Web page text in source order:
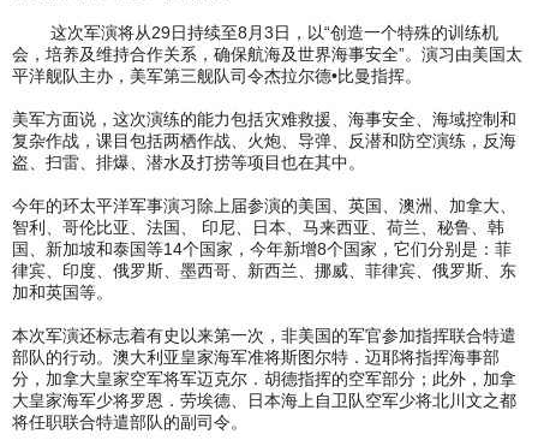
这次军演将从29日持续至8月3日，以“创造一个特殊的训练机
会，培养及维持合作关系，确保航海及世界海事安全”。演习由美国太
平洋舰队主办，美军第三舰队司令杰拉尔德•比曼指挥。
美军方面说，这次演练的能力包括灾难救援、海事安全、海域控制和
复杂作战，课目包括两栖作战、火炮、导弹、反潜和防空演练，反海
盗、扫雷、排爆、潜水及打捞等项目也在其中。
今年的环太平洋军事演习除上届参演的美国、英国、澳洲、加拿大、
智利、哥伦比亚、法国、 印尼、日本、马来西亚、荷兰、秘鲁、韩
国、新加坡和泰国等14个国家，今年新增8个国家，它们分别是：菲
律宾、印度、俄罗斯、墨西哥、新西兰、挪威、菲律宾、俄罗斯、东
加和英国等。
本次军演还标志着有史以来第一次，非美国的军官参加指挥联合特遣
部队的行动。澳大利亚皇家海军准将斯图尔特．迈耶将指挥海事部
分，加拿大皇家空军将军迈克尔．胡德指挥的空军部分；此外，加拿
大皇家海军少将罗恩．劳埃德、日本海上自卫队空军少将北川文之都
将任职联合特遣部队的副司令。